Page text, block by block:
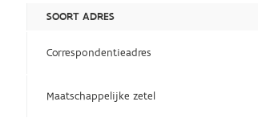
SOORT ADRES
Correspondentieadres
Maatschappelijke zetel